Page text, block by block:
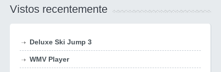
Vistos recentemente
Deluxe Ski Jump 3
WMV Player